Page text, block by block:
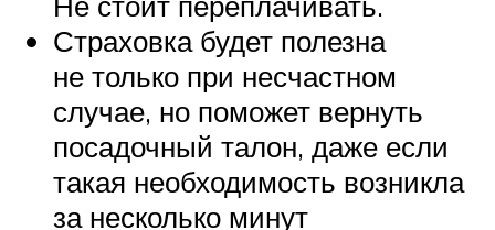
Страховка будет полезна
не только при несчастном
случае, но поможет вернуть
посадочный талон, даже если
такая необходимость возникла
за несколько минут